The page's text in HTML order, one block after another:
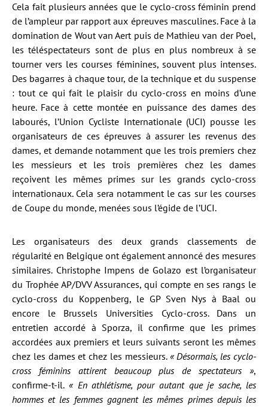
Cela fait plusieurs années que le cyclo-cross féminin prend
de l’ampleur par rapport aux épreuves masculines. Face à la
domination de Wout van Aert puis de Mathieu van der Poel,
les téléspectateurs sont de plus en plus nombreux à se
tourner vers les courses féminines, souvent plus intenses.
Des bagarres à chaque tour, de la technique et du suspense
: tout ce qui fait le plaisir du cyclo-cross en moins d’une
heure. Face à cette montée en puissance des dames des
labourés, l’Union Cycliste Internationale (UCI) pousse les
organisateurs de ces épreuves à assurer les revenus des
dames, et demande notamment que les trois premiers chez
les messieurs et les trois premières chez les dames
reçoivent les mêmes primes sur les grands cyclo-cross
internationaux. Cela sera notamment le cas sur les courses
de Coupe du monde, menées sous l’égide de l’UCI.
Les organisateurs des deux grands classements de
régularité en Belgique ont également annoncé des mesures
similaires. Christophe Impens de Golazo est l’organisateur
du Trophée AP/DVV Assurances, qui compte en ses rangs le
cyclo-cross du Koppenberg, le GP Sven Nys à Baal ou
encore le Brussels Universities Cyclo-cross. Dans un
entretien accordé à Sporza, il confirme que les primes
accordées aux premiers et leurs suivants seront les mêmes
chez les dames et chez les messieurs. « Désormais, les cyclo-
cross féminins attirent beaucoup plus de spectateurs »,
confirme-t-il. « En athlétisme, pour autant que je sache, les
hommes et les femmes gagnent les mêmes primes depuis les